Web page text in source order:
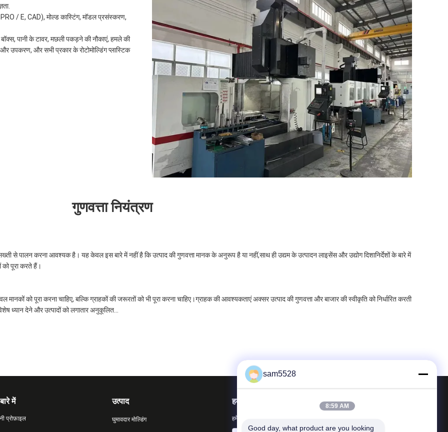
/ E, CAD), मोल्ड कास्टिंग, मॉडल प्रसंस्करण,
बॉक्स, पानी के टावर, मछली पकड़ने की नौकाएं, हमले की
और उपकरण, और सभी प्रकार के रोटोमोल्डिंग प्लास्टिक
गुणवत्ता नियंत्रण
से पालन करना आवश्यक है। यह केवल इस बारे में नहीं है कि उत्पाद की गुणवत्ता मानक के अनुरूप है या नहीं,साथ ही उद्यम के उत्पादन लाइसेंस और उद्योग दिशानिर्देशों के बारे में
को पूरा करते हैं।
मानकों को पूरा करना चाहिए, बल्कि ग्राहकों की जरूरतों को भी पूरा करना चाहिए।ग्राहक की आवश्यकताएं अक्सर उत्पाद की गुणवत्ता और बाजार की स्वीकृति को निर्धारित करती
ध्यान देने और उत्पादों को लगातार अनुकूलित...
में
प्रोफ़ाइल
उत्पाद
घुमावदार मोल्डिंग
हमें मेल करें
हमें अपनी आवश्यकता बताएं। हम आपके साथ सर्वश्रेष्ठ उत्पादों को जोड़ेंगे।
sam5528
8:59 AM
Good day, what product are you looking